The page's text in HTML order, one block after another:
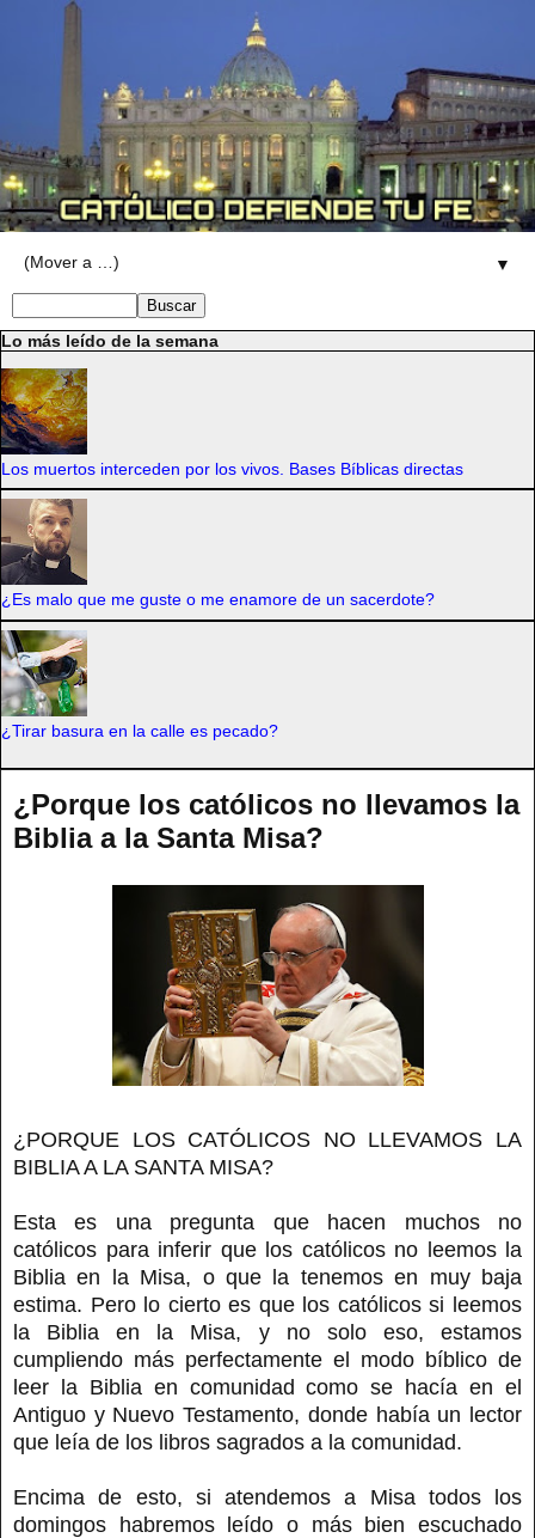
▼
Lo más leído de la semana
Los muertos interceden por los vivos. Bases Bíblicas directas
¿Es malo que me guste o me enamore de un sacerdote?
¿Tirar basura en la calle es pecado?
¿Porque los católicos no llevamos la
Biblia a la Santa Misa?
¿PORQUE LOS CATÓLICOS NO LLEVAMOS LA
BIBLIA A LA SANTA MISA?
Esta es una pregunta que hacen muchos no
católicos para inferir que los católicos no leemos la
Biblia en la Misa, o que la tenemos en muy baja
estima. Pero lo cierto es que los católicos si leemos
la Biblia en la Misa, y no solo eso, estamos
cumpliendo más perfectamente el modo bíblico de
leer la Biblia en comunidad como se hacía en el
Antiguo y Nuevo Testamento, donde había un lector
que leía de los libros sagrados a la comunidad.
Encima de esto, si atendemos a Misa todos los
domingos habremos leído o más bien escuchado